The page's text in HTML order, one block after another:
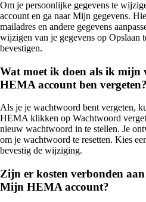
Om je persoonlijke gegevens te
account en ga naar Mijn gegevens.
mailadres en andere gegevens
wijzigen van je gegevens op
bevestigen.
Wat moet ik doen als ik
HEMA account ben vergeten?
Als je je wachtwoord bent vergeten,
HEMA klikken op Wachtwoord
nieuw wachtwoord in te stellen. Je
om je wachtwoord te resetten. Kies
bevestig de wijziging.
Zijn er kosten verbonden
Mijn HEMA account?